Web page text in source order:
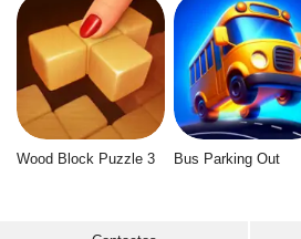
Wood Block Puzzle 3 Bus Parking Out